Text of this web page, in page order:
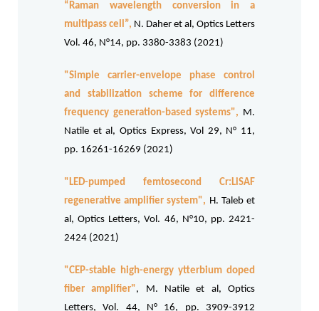
“Raman wavelength conversion in a
multipass cell”, N. Daher et al, Optics Letters
Vol. 46, N°14, pp. 3380-3383 (2021)
"Simple carrier-envelope phase control
and stabilization scheme for difference
frequency generation-based systems", M.
Natile et al, Optics Express, Vol 29, N° 11,
pp. 16261-16269 (2021)
"LED-pumped femtosecond Cr:LiSAF
regenerative amplifier system", H. Taleb et
al, Optics Letters, Vol. 46, N°10, pp. 2421-
2424 (2021)
"CEP-stable high-energy ytterbium doped
fiber amplifier", M. Natile et al, Optics
Letters, Vol. 44, N° 16, pp. 3909-3912